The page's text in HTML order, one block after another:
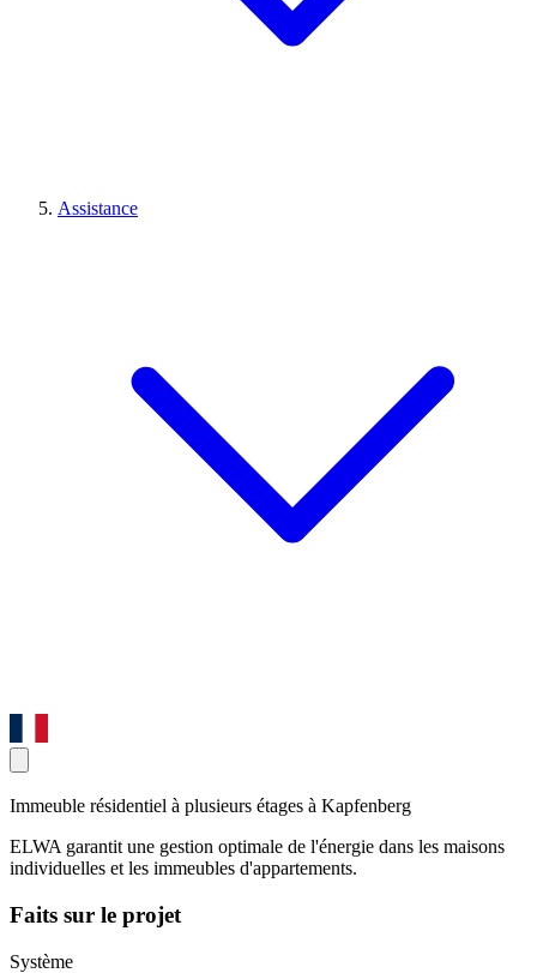
Assistance
Immeuble résidentiel à plusieurs étages à Kapfenberg
ELWA garantit une gestion optimale de l'énergie dans les maisons
individuelles et les immeubles d'appartements.
Faits sur le projet
Système